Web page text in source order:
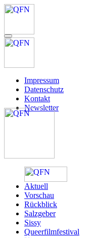
Impressum
Datenschutz
Kontakt
Newsletter
Aktuell
Vorschau
Rückblick
Salzgeber
Sissy
Queerfilmfestival